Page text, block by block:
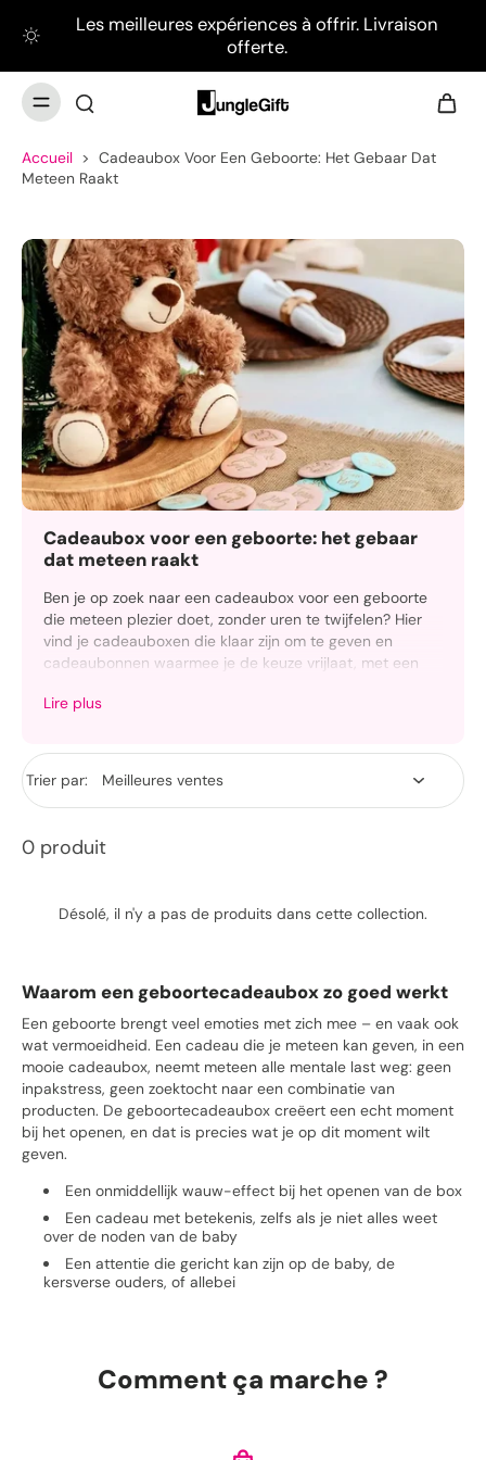
Les meilleures expériences à offrir. Livraison
offerte.
Accueil > Cadeaubox Voor Een Geboorte: Het Gebaar Dat
Meteen Raakt
Cadeaubox voor een geboorte: het gebaar
dat meteen raakt
Ben je op zoek naar een cadeaubox voor een geboorte
die meteen plezier doet, zonder uren te twijfelen? Hier
vind je cadeauboxen die klaar zijn om te geven en
cadeaubonnen waarmee je de keuze vrijlaat, met een
goed wilt doen.
Of je nu dicht bij de kersverse ouders staat, collega,
vriend of familielid bent, het doel blijft hetzelfde: een
geboortecadeau geven dat attent, nuttig en
geruststellend is. Je bent hier aan het juiste adres.
Lire plus
Trier par:
0 produit
Désolé, il n'y a pas de produits dans cette collection.
Waarom een geboortecadeaubox zo goed werkt
Een geboorte brengt veel emoties met zich mee – en vaak ook
wat vermoeidheid. Een cadeau die je meteen kan geven, in een
mooie cadeaubox, neemt meteen alle mentale last weg: geen
inpakstress, geen zoektocht naar een combinatie van
producten. De geboortecadeaubox creëert een echt moment
bij het openen, en dat is precies wat je op dit moment wilt
geven.
Een onmiddellijk wauw-effect bij het openen van de box
Een cadeau met betekenis, zelfs als je niet alles weet
over de noden van de baby
Een attentie die gericht kan zijn op de baby, de
kersverse ouders, of allebei
Afhankelijk van je band met de ouders en je zekerheid kan je
kiezen voor onmiddellijk plezier met een box, of voor
Comment ça marche ?